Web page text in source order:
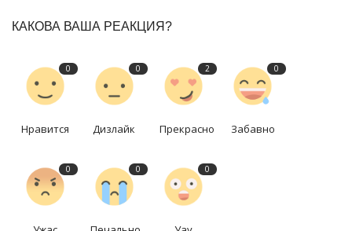
КАКОВА ВАША РЕАКЦИЯ?
0
Нравится
0
Дизлайк
2
Прекрасно
0
Забавно
0 0 0